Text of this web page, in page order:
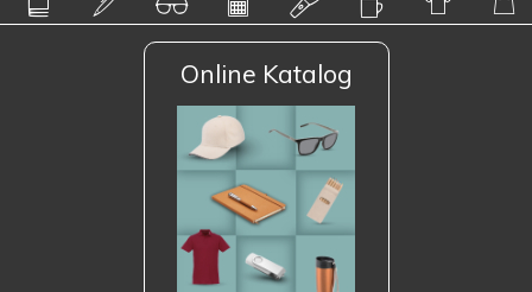
Online Katalog